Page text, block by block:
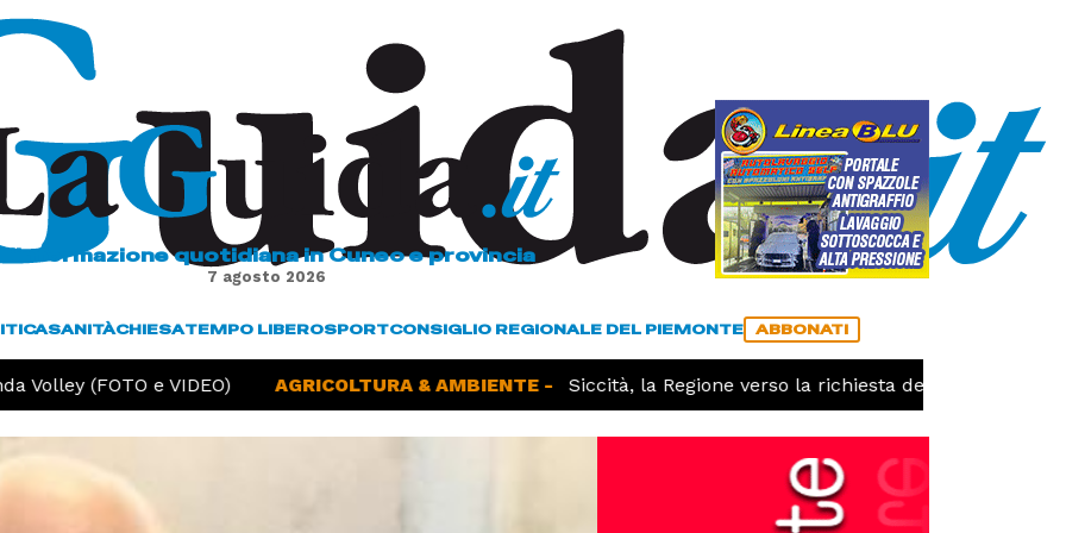
L'informazione quotidiana in Cuneo e provincia
7 agosto 2026
SANITÀCHIESATEMPO LIBEROSPORTCONSIGLIO REGIONALE DEL PIEMONTE ABBONATI
(FOTO e VIDEO) AGRICOLTURA & AMBIENTE - Siccità, la Regione verso la richiesta dello stato di